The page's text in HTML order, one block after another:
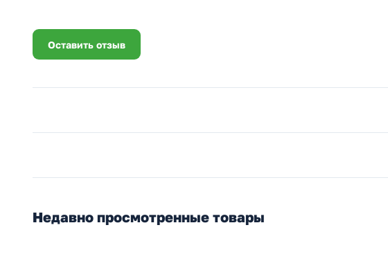
Оставить отзыв
Недавно просмотренные товары